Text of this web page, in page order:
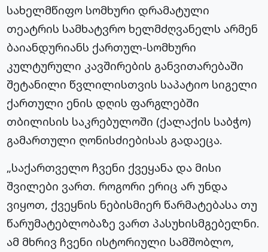
სახელმწიფო სომხური დრამატული
თეატრის სამხატვრო ხელმძღვანელს არმენ
ბაიანდურიანს ქართულ-სომხური
კულტურული კავშირების განვითარებაში
შეტანილი წვლილისთვის საპატიო სიგელი
ქართული ენის დღის ფარგლებში
თბილისის საკრებულოში (ქალაქის საბჭო)
გამართული ღონისძიებისას გადაეცა.
„საქართველო ჩვენი ქვეყანა და მისი
შვილები ვართ. როგორი ერიც არ უნდა
ვიყოთ, ქვეყნის ნებისმიერ წარმატებასა თუ
წარუმატებლობაზე ვართ პასუხისმგებელნი.
ამ მხრივ ჩვენი ისტორიული სამშობლო,